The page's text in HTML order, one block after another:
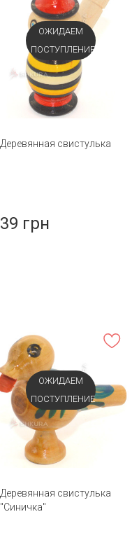
ОЖИДАЕМ
ПОСТУПЛЕНИЕ
Деревянная свистулька
39 грн
ОЖИДАЕМ
ПОСТУПЛЕНИЕ
Деревянная свистулька
"Синичка"